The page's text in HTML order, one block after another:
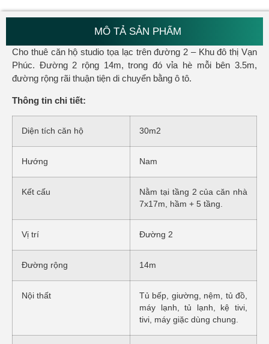
MÔ TẢ SẢN PHẨM
Cho thuê căn hộ studio tọa lạc trên đường 2 – Khu đô thị Vạn
Phúc. Đường 2 rộng 14m, trong đó vỉa hè mỗi bên 3.5m,
đường rộng rãi thuận tiện di chuyển bằng ô tô.
Thông tin chi tiết:
Diện tích căn hộ 30m2
Hướng Nam
Kết cấu
Nằm tại tầng 2 của căn nhà
7x17m, hầm + 5 tầng.
Vị trí Đường 2
Đường rộng 14m
Nội thất
Tủ bếp, giường, nệm, tủ đồ,
máy lạnh, tủ lạnh, kệ tivi,
tivi, máy giặc dùng chung.